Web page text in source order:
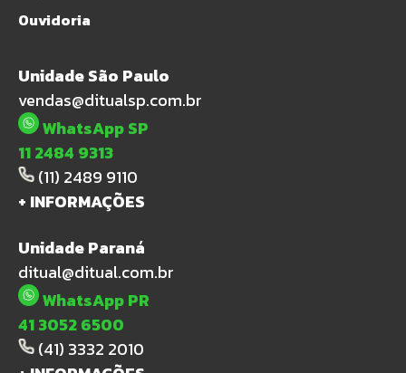
Ouvidoria
Unidade São Paulo
vendas@ditualsp.com.br
WhatsApp SP
11 2484 9313
(11) 2489 9110
+ INFORMAÇÕES
Unidade Paraná
ditual@ditual.com.br
WhatsApp PR
41 3052 6500
(41) 3332 2010